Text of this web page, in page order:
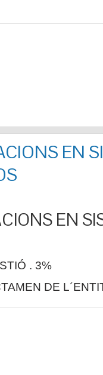
EN
EN
. 3%
DE